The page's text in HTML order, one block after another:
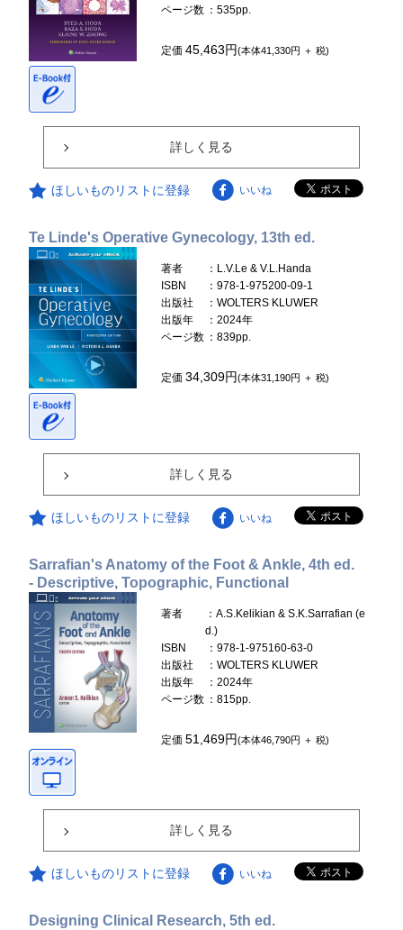
ページ数 ：535pp.
定価45,463円(本体41,330円 ＋ 税)
詳しく見る
ほしいものリストに登録 いいね
Te Linde's Operative Gynecology, 13th ed.
著者
：L.V.Le & V.L.Handa
ISBN
：978-1-975200-09-1
出版社
：WOLTERS KLUWER
出版年
：2024年
ページ数 ：839pp.
定価34,309円(本体31,190円 ＋ 税)
詳しく見る
ほしいものリストに登録 いいね
Sarrafian's Anatomy of the Foot & Ankle, 4th ed.
- Descriptive, Topographic, Functional
著者
：A.S.Kelikian & S.K.Sarrafian (e
d.)
ISBN
：978-1-975160-63-0
出版社
：WOLTERS KLUWER
出版年
：2024年
ページ数 ：815pp.
定価51,469円(本体46,790円 ＋ 税)
詳しく見る
ほしいものリストに登録 いいね
Designing Clinical Research, 5th ed.